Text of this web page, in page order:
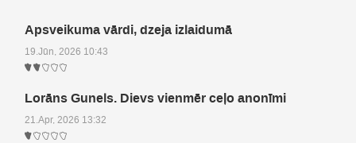
Apsveikuma vārdi, dzeja izlaidumā
19.Jūn, 2026 10:43
Lorāns Gunels. Dievs vienmēr ceļo anonīmi
21.Apr, 2026 13:32